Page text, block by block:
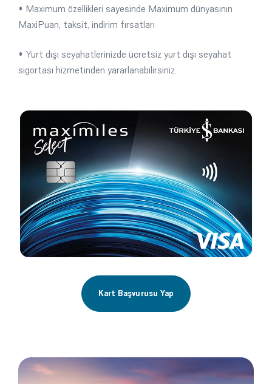
• Maximum özellikleri sayesinde Maximum dünyasının
MaxiPuan, taksit, indirim fırsatları
• Yurt dışı seyahatlerinizde ücretsiz yurt dışı seyahat
sigortası hizmetinden yararlanabilirsiniz.
Kart Başvurusu Yap